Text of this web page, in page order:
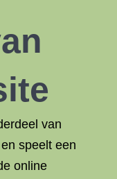
van
speelt een
online